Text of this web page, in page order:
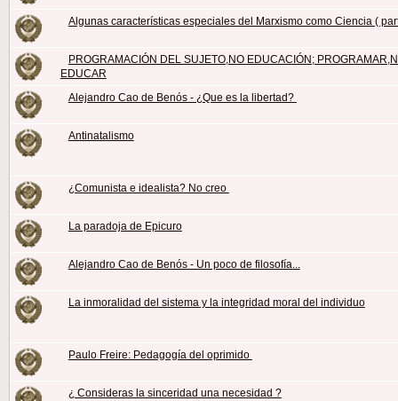
Algunas características especiales del Marxismo como Ciencia (
PROGRAMACIÓN DEL SUJETO,NO EDUCACIÓN;
EDUCAR
Alejandro Cao de Benós - ¿Que es la libertad?
Antinatalismo
¿Comunista e idealista? No creo
La paradoja de Epicuro
Alejandro Cao de Benós - Un poco de filosofía...
La inmoralidad del sistema y la integridad moral del individuo
Paulo Freire: Pedagogía del oprimido
¿ Consideras la sinceridad una necesidad ?